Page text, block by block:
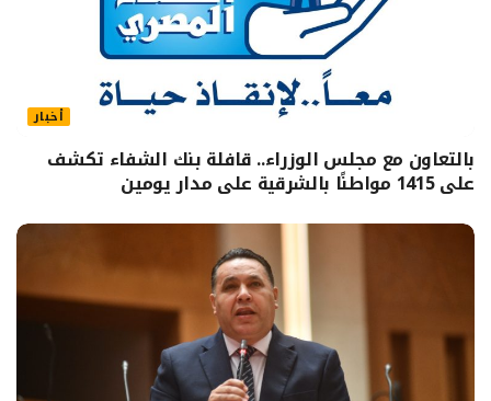
أخبار
بالتعاون مع مجلس الوزراء.. قافلة بنك الشفاء تكشف
على 1415 مواطنًا بالشرقية على مدار يومين